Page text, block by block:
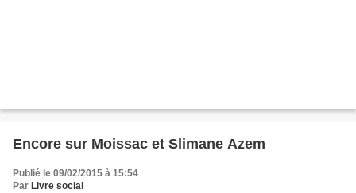
Encore sur Moissac et Slimane Azem
Publié le 09/02/2015 à 15:54
Par Livre social